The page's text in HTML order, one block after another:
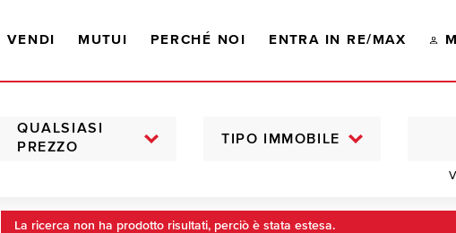
VENDI MUTUI PERCHÉ NOI ENTRA IN RE/MAX
QUALSIASI
PREZZO
TIPO IMMOBILE
La ricerca non ha prodotto risultati, perciò è stata estesa.